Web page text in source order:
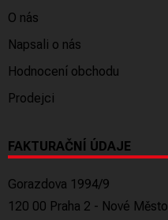
O nás
Napsali o nás
Hodnocení obchodu
Prodejci
FAKTURAČNÍ ÚDAJE
Gorazdova 1994/9
120 00 Praha 2 - Nové Město